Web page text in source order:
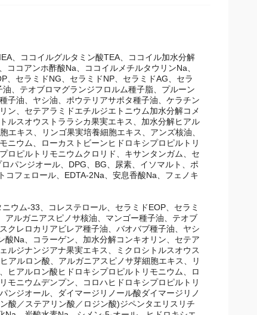
、ココイルグルタミン酸TEA、ココイル加水分解
コアンホ酢酸Na、ココイルメチルタウリンNa、
セラミドNG、セラミドNP、セラミドAG、セラミ
テオブロマグランジフロルム種子脂、プルーン種
油、ヤシ油、ポウテリアサポタ種子油、ケラチン
ン、セテアラミドエチルジエトニウム加水分解コメ
スオウストララシカ果実エキス、加水分解ヒアル
エキス、リンゴ果実培養細胞エキス、アンズ核油、
ニウム、ローカストビーンヒドロキシプロピルトリ
ロピルトリモニウムクロリド、キサンタンガム、セ
パンジオール、DPG、BG、尿素、イソマルト、ポ
フェロール、EDTA-2Na、安息香酸Na、フェノキ
ウム-33、コレステロール、セラミドEOP、セラミ
ルガニアスピノサ核油、マンゴー種子油、テオブ
クレロカリアビレア種子油、バオバブ種子油、ヤシ
Na、コラーゲン、加水分解コンキオリン、セテア
ルジナンジアナ果実エキス、ミクロシトルスオウス
アルロン酸、アルガニアスピノサ芽細胞エキス、リ
ヒアルロン酸ヒドロキシプロピルトリモニウム、ロ
モニウムデンプン、コロハヒドロキシプロピルトリ
ジオール、ダイマージリノール酸ダイマージリノ